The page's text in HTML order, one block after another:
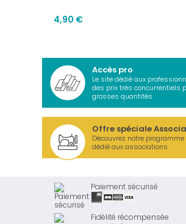
4,90 €
Accès pro
Le site dédié aux
des prix très concurrentiels
grosses quantités.
Offre spéciale
Découvrez notre
dédié aux associations
Paiement sécurisé
Fidélité récompensée